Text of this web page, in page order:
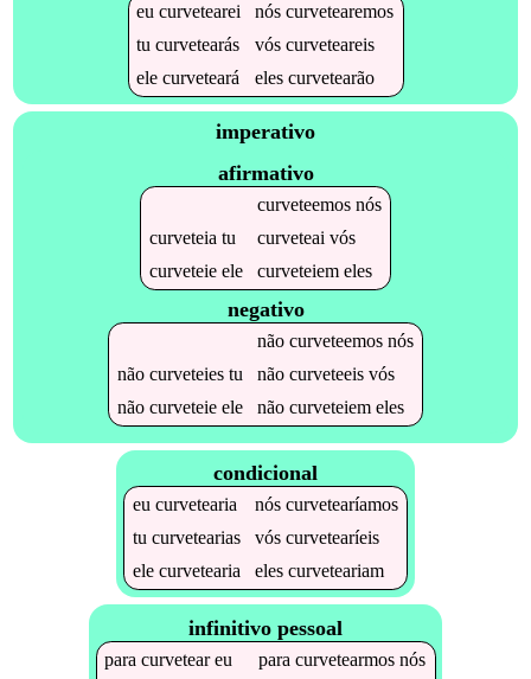
eucurvetearei nóscurvetearemos
tucurvetearás vóscurveteareis
elecurveteará elescurvetearão
imperativo
afirmativo
curveteemosnós
curveteia tu curveteai vós
curveteieele curveteiemeles
negativo
não curveteemosnós
não curveteiestu não curveteeisvós
não curveteieele não curveteiemeles
condicional
eu curvetearia nós curvetearíamos
tu curvetearias vós curvetearíeis
ele curvetearia eles curveteariam
infinitivo pessoal
paracurveteareu paracurvetearmos nós